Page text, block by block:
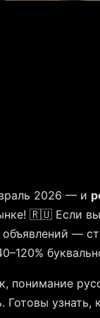
2026 — и
🇷🇺 Если вы
—
понимание
Готовы